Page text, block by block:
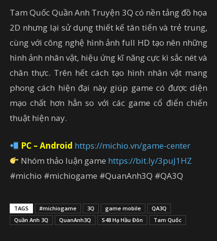
Tam Quốc Quần Anh Truyện 3Q có nền tảng đồ họa
2D nhưng lại sử dụng thiết kế tân tiến và trẻ trung,
cùng với công nghệ hình ảnh full HD tạo nên những
hình ảnh nhân vật, hiệu ứng kĩ năng cực kì sắc nét và
chân thực. Trên hết cách tạo hình nhân vật mang
phong cách hiện đại này giúp game có được diện
mạo chất hơn hẳn so với các game cổ điển chiến
thuật hiện nay.
PC – Android https://michio.vn/game-center
Nhóm thảo luận game https://bit.ly/3puJ1HZ
#michio #michiogame #QuanAnh3Q #QA3Q
TAGS #michiogame 3Q game mobile
QA3Q
Quần Anh 3Q
QuanAnh3Q S48 Hạ Hầu Đôn Tam Quốc